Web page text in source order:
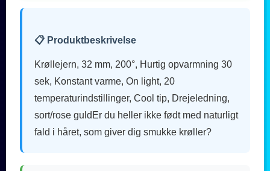
📋 Produktbeskrivelse
Krøllejern, 32 mm, 200°, Hurtig opvarmning 30
sek, Konstant varme, On light, 20
temperaturindstillinger, Cool tip, Drejeledning,
sort/rose guldEr du heller ikke født med naturligt
fald i håret, som giver dig smukke krøller?